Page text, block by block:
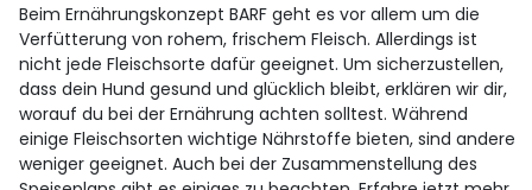
Beim Ernährungskonzept BARF geht es vor allem um die
Verfütterung von rohem, frischem Fleisch. Allerdings ist
nicht jede Fleischsorte dafür geeignet. Um sicherzustellen,
dass dein Hund gesund und glücklich bleibt, erklären wir dir,
worauf du bei der Ernährung achten solltest. Während
einige Fleischsorten wichtige Nährstoffe bieten, sind andere
weniger geeignet. Auch bei der Zusammenstellung des